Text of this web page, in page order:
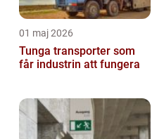
01 maj 2026
Tunga transporter som
får industrin att fungera